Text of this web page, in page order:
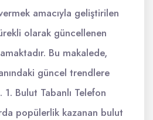
amacıyla geliştirilen
olarak güncellenen
Bu makalede,
güncel trendlere
1. Bulut Tabanlı Telefon
popülerlik kazanan bulut